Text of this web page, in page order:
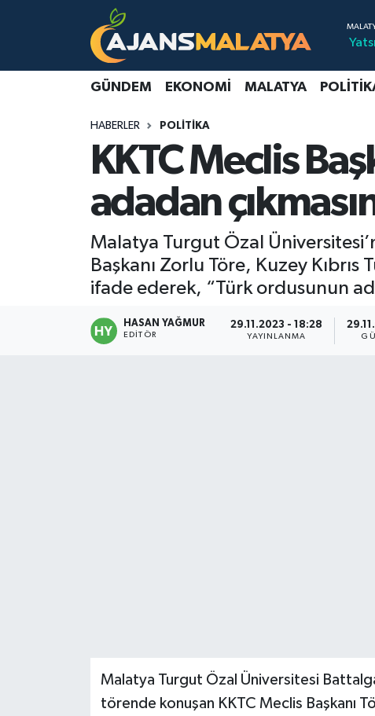
Yatsı
GÜNDEM EKONOMI MALATYA
HABERLER POLITIKA
KKTC Meclis
adadan
Malatya Turgut Özal
Başkanı Zorlu Töre, Kuzey
ifade ederek, “Türk ordusunun
HASAN YAĞMUR
EDITÖR
29.11.2023 - 18:28
YAYINLANMA
Malatya Turgut Özal Üniversitesi
törende konuşan KKTC Meclis Başkanı
Gündem
Magazin
Malatya Nöbetçi Eczaneler
TFF 3.Lig 2.Grup Puan Durumu ve Fikstür
Tüm Manşetler
Haber Arşivi